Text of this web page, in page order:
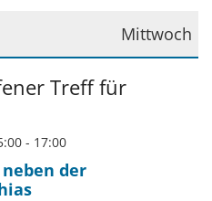
Mittwoch
Treff für
- 17:00
der